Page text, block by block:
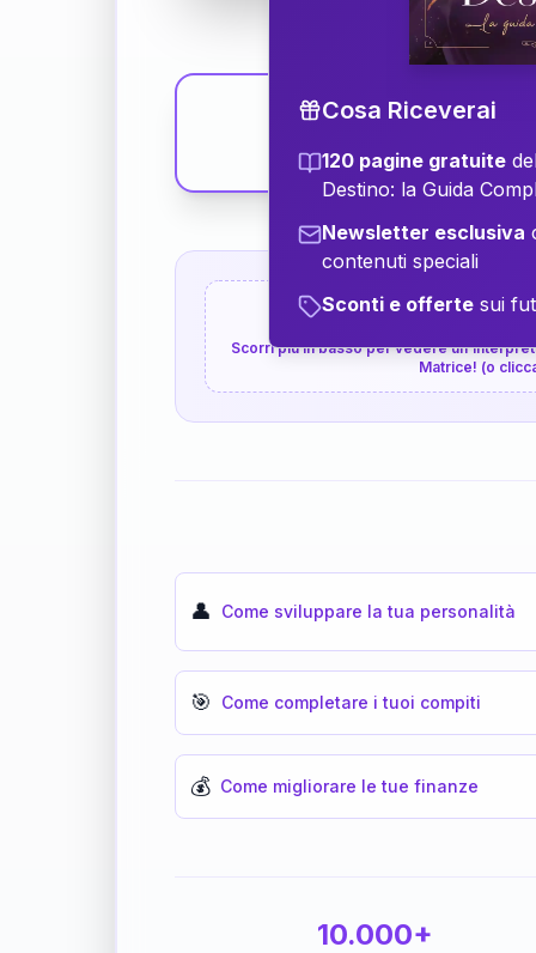
👇 P.S. Interpretazione
Scorri più in basso per vedere
Matrice! (o
👤 Come sviluppare la tua personalità
🎯 Come completare i tuoi compiti
💰 Come migliorare le tue finanze
10.000+
Cosa Riceverai
120 pagine gratuite
Destino: la Guida
Newsletter esclusiva
contenuti speciali
Sconti e offerte sui